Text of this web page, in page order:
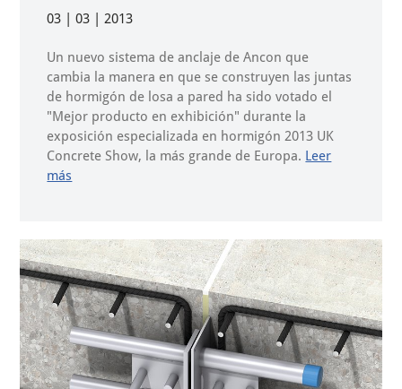
03 | 03 | 2013
Un nuevo sistema de anclaje de Ancon que
cambia la manera en que se construyen las juntas
de hormigón de losa a pared ha sido votado el
"Mejor producto en exhibición" durante la
exposición especializada en hormigón 2013 UK
Concrete Show, la más grande de Europa. Leer
más